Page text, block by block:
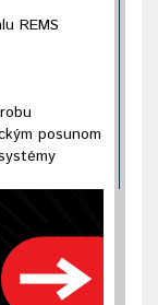
REMS
posunom